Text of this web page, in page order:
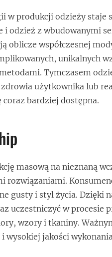
w produkcji odzieży staje
i odzież z wbudowanymi
oblicze współczesnej
unikalnych
Tymczasem
użytkownika lub
bardziej dostępna.
masową na nieznaną
rozwiązaniami.
gusty i styl życia. Dzięki
uczestniczyć w procesie
wzory i tkaniny.
wysokiej jakości